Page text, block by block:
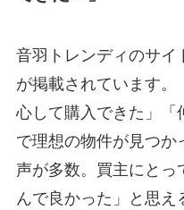
音羽トレンディのサイ
が掲載されています。
心して購入できた」「
で理想の物件が見つか
声が多数。買主にとっ
んで良かった」と思え